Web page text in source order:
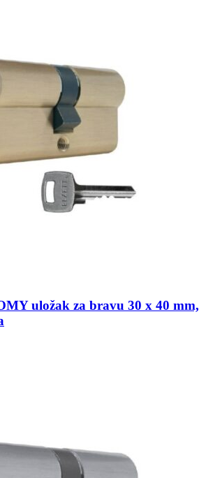
uložak za bravu 30 x 40 mm,